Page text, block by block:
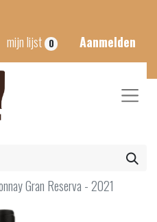
mijn lijst 0 Aanmelden
Gran Reserva - 2021